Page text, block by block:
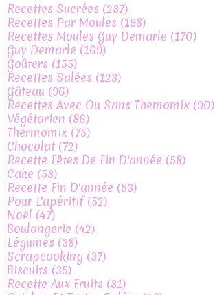
Recettes Sucrées (237)
Recettes Par Moules (198)
Recettes Moules Guy Demarle (170)
Guy Demarle (169)
Goûters (155)
Recettes Salées (123)
Gâteau (96)
Recettes Avec Ou Sans Themomix (90)
Végétarien (86)
Thermomix (75)
Chocolat(72)
Recette Fêtes De Fin D'année (58)
Cake (53)
Recette Fin D'année (53)
Pour L'apéritif(52)
Noël (47)
Boulangerie (42)
Légumes (38)
Scrapcooking (37)
Biscuits (35)
Recette Aux Fruits (31)